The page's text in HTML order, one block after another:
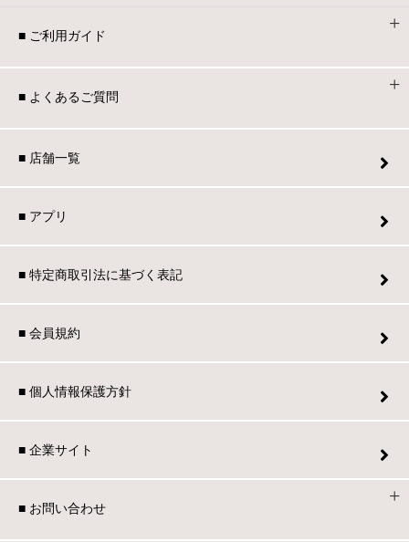
■ ご利用ガイド
■ よくあるご質問
■ 店舗一覧
■ アプリ
■ 特定商取引法に基づく表記
■ 会員規約
■ 個人情報保護方針
■ 企業サイト
■ お問い合わせ